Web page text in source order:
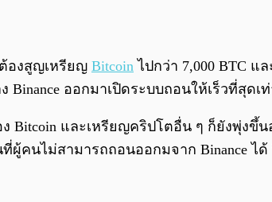
องสูญเหรียญ Bitcoin ไปกว่า 7,000 BTC แ
ออกมาเปิดระบบถอนให้เร็วที่สุดเ
และเหรียญคริปโตอื่น ๆ ก็ยังพุ่งขึ้น
คนไม่สามารถถอนออกมจาก Binance ได้